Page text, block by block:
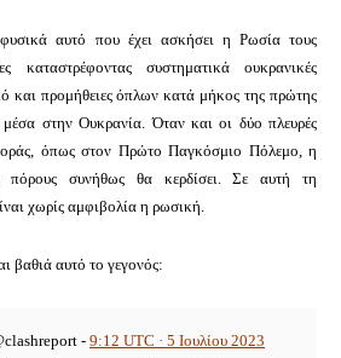
αυτό που έχει ασκήσει η Ρωσία τους
καταστρέφοντας συστηματικά ουκρανικές
και προμήθειες όπλων κατά μήκος της πρώτης
στην Ουκρανία. Όταν και οι δύο πλευρές
όπως στον Πρώτο Παγκόσμιο Πόλεμο, η
πόρους συνήθως θα κερδίσει.
Σε αυτή τη
χωρίς αμφιβολία η ρωσική.
βαθιά αυτό το γεγονός:
- 9:12 UTC · 5 Ιουλίου 2023